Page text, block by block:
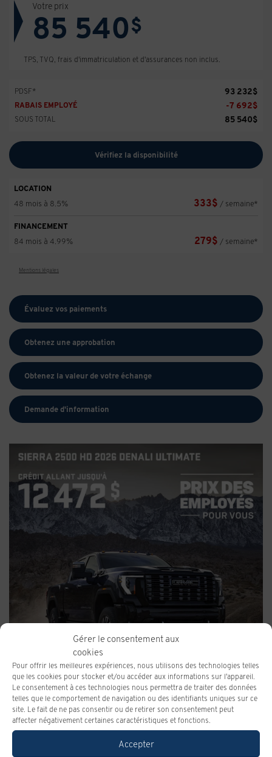
Gérer le consentement aux
cookies
Pour offrir les meilleures expériences, nous utilisons des technologies telles
que les cookies pour stocker et/ou accéder aux informations sur l'appareil.
Le consentement à ces technologies nous permettra de traiter des données
telles que le comportement de navigation ou des identifiants uniques sur ce
site. Le fait de ne pas consentir ou de retirer son consentement peut
affecter négativement certaines caractéristiques et fonctions.
Accepter
Votre prix
85 540$
TPS, TVQ, frais d'immatriculation et d'assurances non inclus.
PDSF* 93 232$
RABAIS EMPLOYÉ -7 692$
SOUS TOTAL 85 540$
Vérifiez la disponibilité
LOCATION
48 mois à 8.5%
333$ / semaine*
FINANCEMENT
84 mois à 4.99%
279$ / semaine*
Mentions légales
Évaluez vos paiements
Obtenez une approbation
Obtenez la valeur de votre échange
Demande d'information
GMC SIERRA HD
Profitez de l'offre